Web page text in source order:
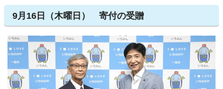
9月16日（木曜日） 寄付の受贈